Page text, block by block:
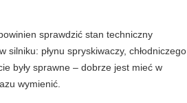
sprawdzić stan techniczny
płynu spryskiwaczy, chłodniczego
były sprawne – dobrze jest mieć w
wymienić.